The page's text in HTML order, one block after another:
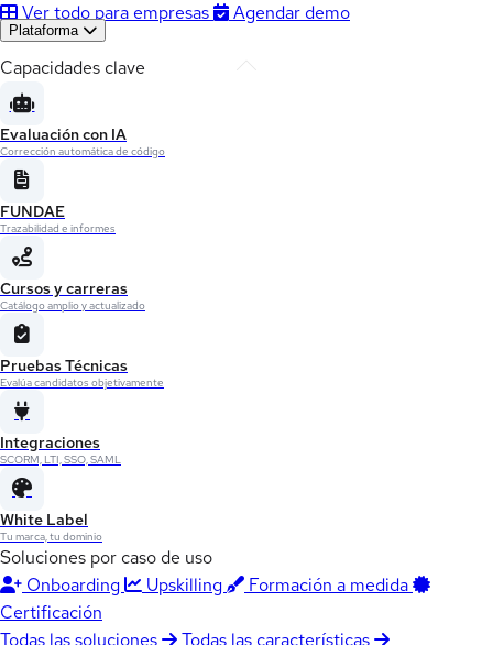
Ver todo para empresas
Agendar demo
Plataforma
Capacidades clave
Evaluación con IA
Corrección automática de código
FUNDAE
Trazabilidad e informes
Cursos y carreras
Catálogo amplio y actualizado
Pruebas Técnicas
Evalúa candidatos objetivamente
Integraciones
SCORM, LTI, SSO, SAML
White Label
Tu marca, tu dominio
Soluciones por caso de uso
Onboarding
Upskilling
Formación a medida
Certificación
Todas las soluciones
Todas las características